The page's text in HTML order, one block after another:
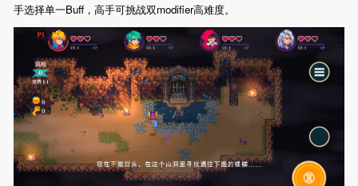
手选择单一Buff，高手可挑战双modifier高难度。